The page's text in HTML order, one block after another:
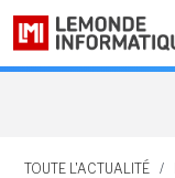
TOUTE L'ACTUALITÉ /